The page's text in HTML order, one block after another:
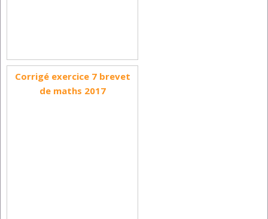
Corrigé exercice 7 brevet
de maths 2017